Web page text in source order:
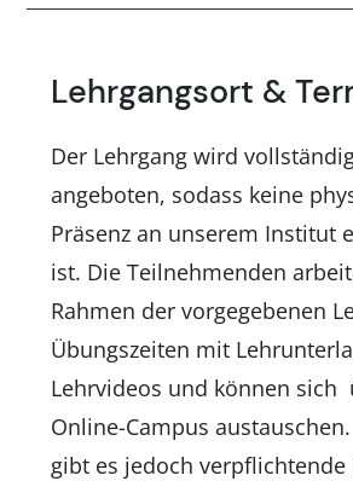
Lehrgangsort &
Der Lehrgang wird
angeboten, sodass keine
Präsenz an unserem Institut
ist. Die Teilnehmenden
Rahmen der vorgegebenen
Übungszeiten mit
Lehrvideos und können sich
Online-Campus
gibt es jedoch verpflichtende